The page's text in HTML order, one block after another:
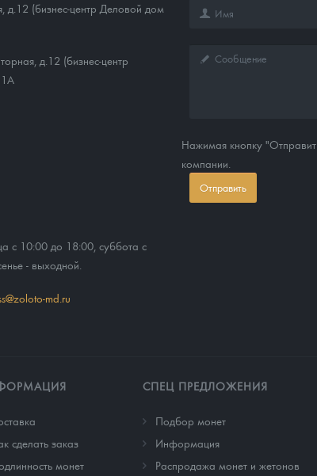
д.12 (бизнес-центр Деловой дом
д.12 (бизнес-центр
с 10:00 до 18:00, суббота с
- выходной.
md.ru
Нажимая кнопку
компании.
Отправить
сделать заказ
монет
СПЕЦ ПРЕДЛОЖЕНИЯ
Подбор монет
Информация
Распродажа монет и жетонов